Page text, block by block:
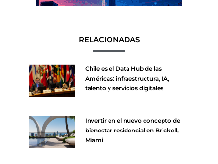
RELACIONADAS
Chile es el Data Hub de las
Américas: infraestructura, IA,
talento y servicios digitales
Invertir en el nuevo concepto de
bienestar residencial en Brickell,
Miami